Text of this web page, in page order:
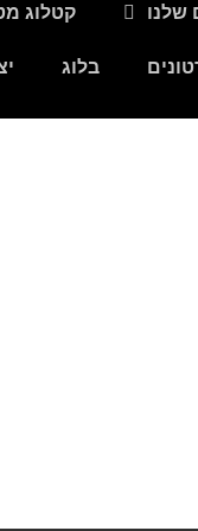
שלנו קטלוג
בלוג